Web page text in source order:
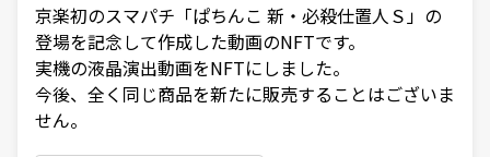
京楽初のスマパチ「ぱちんこ 新・必殺仕置人Ｓ」の
登場を記念して作成した動画のNFTです。
実機の液晶演出動画をNFTにしました。
今後、全く同じ商品を新たに販売することはございま
せん。